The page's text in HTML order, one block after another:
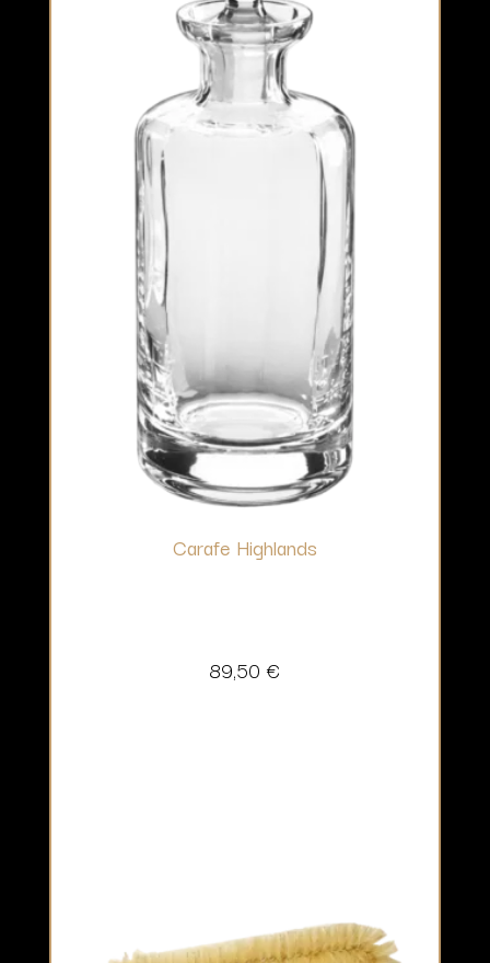
Carafe Highlands
89,50 €